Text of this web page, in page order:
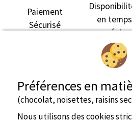
Paiement
Sécurisé
en temps
réel
Préférences en
(chocolat, noisettes, raisins
Nous utilisons des cookies